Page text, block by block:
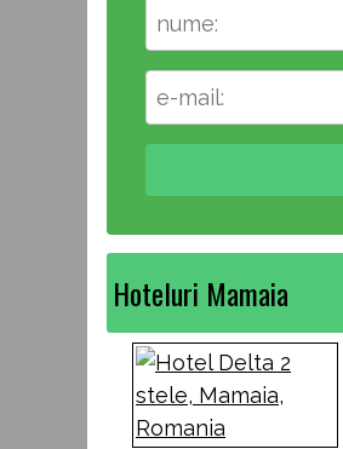
Hoteluri Mamaia